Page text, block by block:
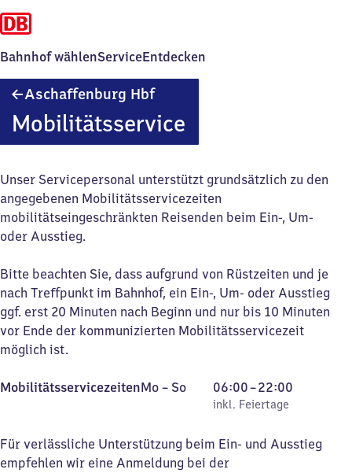
Bahnhof wählenServiceEntdecken
Aschaffenburg HbfAschaffenburg
Mobilitätsservice
Unser Servicepersonal unterstützt grundsätzlich zu den
angegebenen Mobilitätsservicezeiten
mobilitätseingeschränkten Reisenden beim Ein-, Um-
oder Ausstieg.
Bitte beachten Sie, dass aufgrund von Rüstzeiten und je
nach Treffpunkt im Bahnhof, ein Ein-, Um- oder Ausstieg
ggf. erst 20 Minuten nach Beginn und nur bis 10 Minuten
vor Ende der kommunizierten Mobilitätsservicezeit
möglich ist.
MobilitätsservicezeitenMontag
Mo – So,
inkl. Feiertage
06:00–22:00
Von
6
bis
22
inkl. Feiertage
Für verlässliche Unterstützung beim Ein- und Ausstieg
empfehlen wir eine Anmeldung bei der